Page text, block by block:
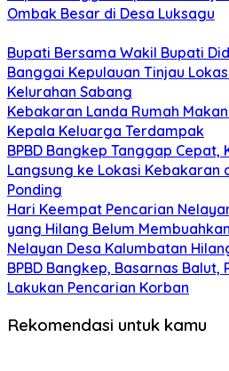
Ombak Besar di Desa Luksagu
Bupati Bersama Wakil Bupati
Banggai Kepulauan Tinjau
Kelurahan Sabang
Kebakaran Landa Rumah
Kepala Keluarga Terdampak
BPBD Bangkep Tanggap Cepat,
Langsung ke Lokasi Kebakaran
Ponding
Hari Keempat Pencarian
yang Hilang Belum
Nelayan Desa Kalumbatan
BPBD Bangkep, Basarnas Balut,
Lakukan Pencarian Korban
Rekomendasi untuk kamu